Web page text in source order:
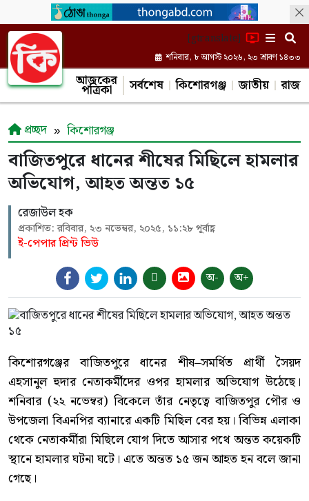
[gtranslate]
শনিবার, ৮ আগস্ট ২০২৬, ২৩ শ্রাবণ ১৪৩৩
আজকের
পত্রিকা সর্বশেষ কিশোরগঞ্জ জাতীয়
প্রচ্ছদ কিশোরগঞ্জ
বাজিতপুরে ধানের শীষের মিছিলে হামলার
অভিযোগ, আহত অন্তত ১৫
রেজাউল হক
প্রকাশিত: রবিবার, ২৩ নভেম্বর, ২০২৫, ১১:২৮ পূর্বাহ্ণ
ই-পেপার প্রিন্ট ভিউ
অ-
অ+
কিশোরগঞ্জের বাজিতপুরে ধানের শীষ–সমর্থিত প্রার্থী সৈয়দ
এহসানুল হুদার নেতাকর্মীদের ওপর হামলার অভিযোগ উঠেছে।
শনিবার (২২ নভেম্বর) বিকেলে তাঁর নেতৃত্বে বাজিতপুর পৌর ও
উপজেলা বিএনপির ব্যানারে একটি মিছিল বের হয়। বিভিন্ন এলাকা
থেকে নেতাকর্মীরা মিছিলে যোগ দিতে আসার পথে অন্তত কয়েকটি
স্থানে হামলার ঘটনা ঘটে। এতে অন্তত ১৫ জন আহত হন বলে জানা
গেছে।